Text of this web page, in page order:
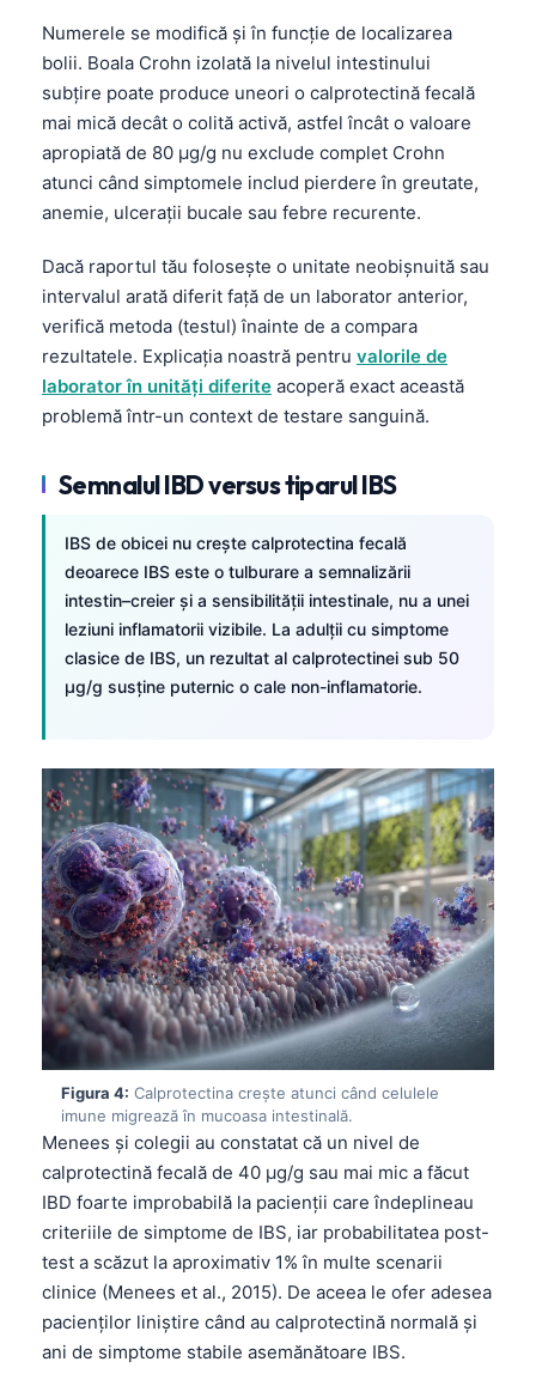
Numerele se modifică și în funcție de localizarea
bolii. Boala Crohn izolată la nivelul intestinului
subțire poate produce uneori o calprotectină fecală
mai mică decât o colită activă, astfel încât o valoare
apropiată de 80 µg/g nu exclude complet Crohn
atunci când simptomele includ pierdere în greutate,
anemie, ulcerații bucale sau febre recurente.
Dacă raportul tău folosește o unitate neobișnuită sau
intervalul arată diferit față de un laborator anterior,
verifică metoda (testul) înainte de a compara
rezultatele. Explicația noastră pentru valorile de
laborator în unități diferite acoperă exact această
problemă într-un context de testare sanguină.
Semnalul IBD versus tiparul IBS
IBS de obicei nu crește calprotectina fecală
deoarece IBS este o tulburare a semnalizării
intestin–creier și a sensibilității intestinale, nu a unei
leziuni inflamatorii vizibile. La adulții cu simptome
clasice de IBS, un rezultat al calprotectinei sub 50
µg/g susține puternic o cale non-inflamatorie.
Figura 4: Calprotectina crește atunci când celulele
imune migrează în mucoasa intestinală.
Menees și colegii au constatat că un nivel de
calprotectină fecală de 40 µg/g sau mai mic a făcut
IBD foarte improbabilă la pacienții care îndeplineau
criteriile de simptome de IBS, iar probabilitatea post-
test a scăzut la aproximativ 1% în multe scenarii
clinice (Menees et al., 2015). De aceea le ofer adesea
pacienților liniștire când au calprotectină normală și
ani de simptome stabile asemănătoare IBS.